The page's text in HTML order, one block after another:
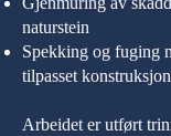
naturstein
Spekking og fuging
tilpasset
Arbeidet er utført